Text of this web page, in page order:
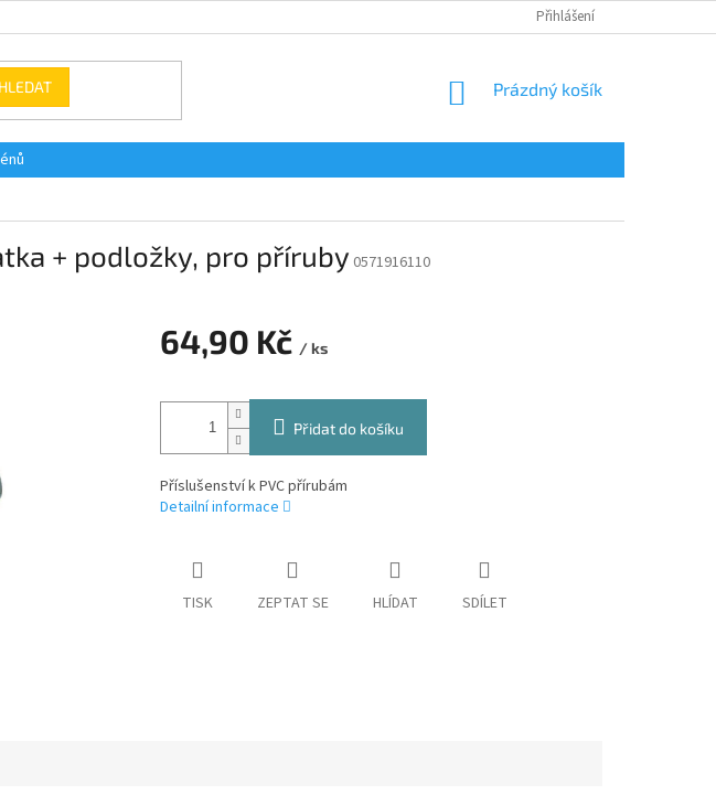
Přihlášení
HLEDAT
NÁKUPNÍ
Prázdný košík
+ podložky, pro příruby 0571916110
64,90 Kč / ks
cena:
Přidat do košíku
Příslušenství k PVC přírubám
Detailní informace
TISK ZEPTAT SE HLÍDAT SDÍLET